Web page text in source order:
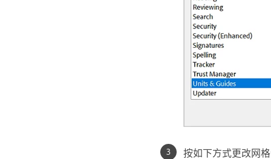
按如下方式更改网